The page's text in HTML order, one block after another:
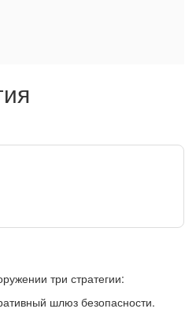
три стратегии:
шлюз безопасности.